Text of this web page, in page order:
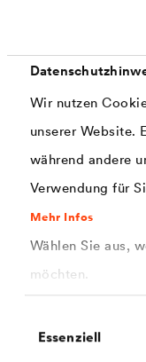
Wir nutzen
unserer Website.
während andere
Verwendung für
Mehr Infos
Wählen Sie aus,
möchten.
Essenziell
PDF | 2 MB
Technisches